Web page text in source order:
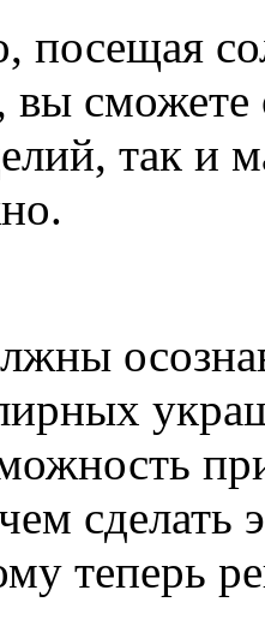
посещая
вы
так и
сделать
теперь